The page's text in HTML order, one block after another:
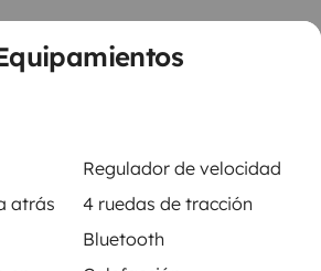
Regulador de velocidad
atrás
4 ruedas de tracción
Bluetooth